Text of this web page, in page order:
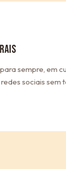
sempre, em
sociais sem